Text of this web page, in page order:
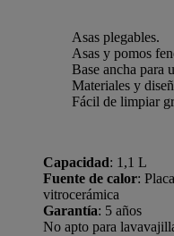
Asas plegables.
Asas y pomos
Base ancha para
Materiales y
Fácil de limpiar
Capacidad: 1,1 L
Fuente de calor:
vitrocerámica
Garantía: 5 años
No apto para